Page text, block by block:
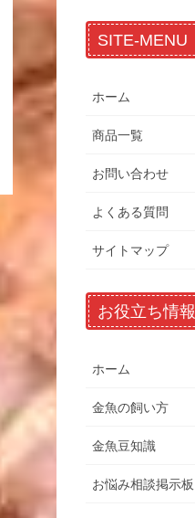
SITE-MENU
ホーム
商品一覧
お問い合わせ
よくある質問
サイトマップ
お役立ち情報
ホーム
金魚の飼い方
金魚豆知識
お悩み相談掲示板